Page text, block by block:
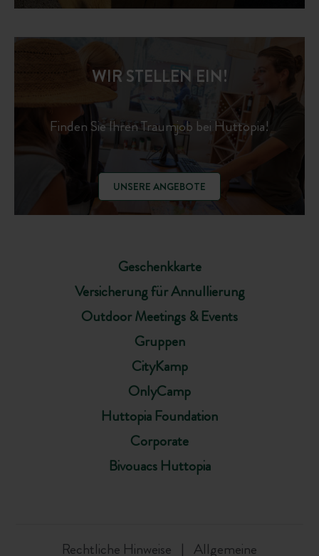
Geschenkkarte
Versicherung für Annullierung
Outdoor Meetings & Events
Gruppen
CityKamp
OnlyCamp
Huttopia Foundation
Corporate
Bivouacs Huttopia
WIR STELLEN EIN!
Finden Sie Ihren Traumjob bei Huttopia!
UNSERE ANGEBOTE
Rechtliche Hinweise Allgemeine